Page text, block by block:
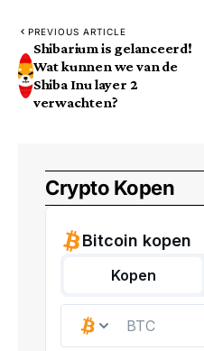
PREVIOUS ARTICLE
Shibarium is gelanceerd!
Wat kunnen we van de
Shiba Inu layer 2
verwachten?
Crypto Kopen